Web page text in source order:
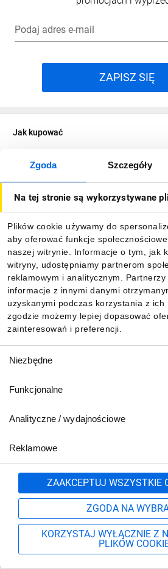
Zgoda Szczegóły
Na tej stronie są wykorzystywane
Plików cookie używamy do
aby oferować funkcje
naszej witrynie. Informacje o tym, jak
witryny, udostępniamy partnerom
reklamowym i analitycznym. Partnerzy
informacje z innymi danymi
uzyskanymi podczas korzystania z ich
zgodzie możemy lepiej dopasować
zainteresowań i preferencji.
zgody
Niezbędne
Funkcjonalne
Analityczne / wydajnościowe
Reklamowe
ZAAKCEPTUJ WSZYSTKIE
ZGODA NA
KORZYSTAJ WYŁĄCZNIE Z
PLIKÓW
Podaj adres e-mail
ZAPISZ SIĘ
Jak kupować
O firmie
Informacje
Pobierz naszą aplikację
801 500 700 lub
71
Formularz